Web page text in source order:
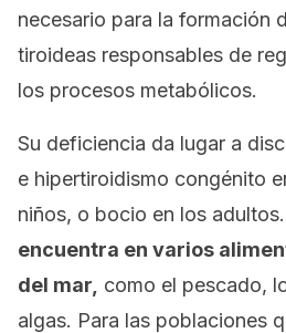
necesario para la formación
tiroideas responsables de
los procesos metabólicos.
Su deficiencia da lugar a
e hipertiroidismo congénito
niños, o bocio en los adultos.
encuentra en varios
del mar, como el pescado,
algas. Para las poblaciones